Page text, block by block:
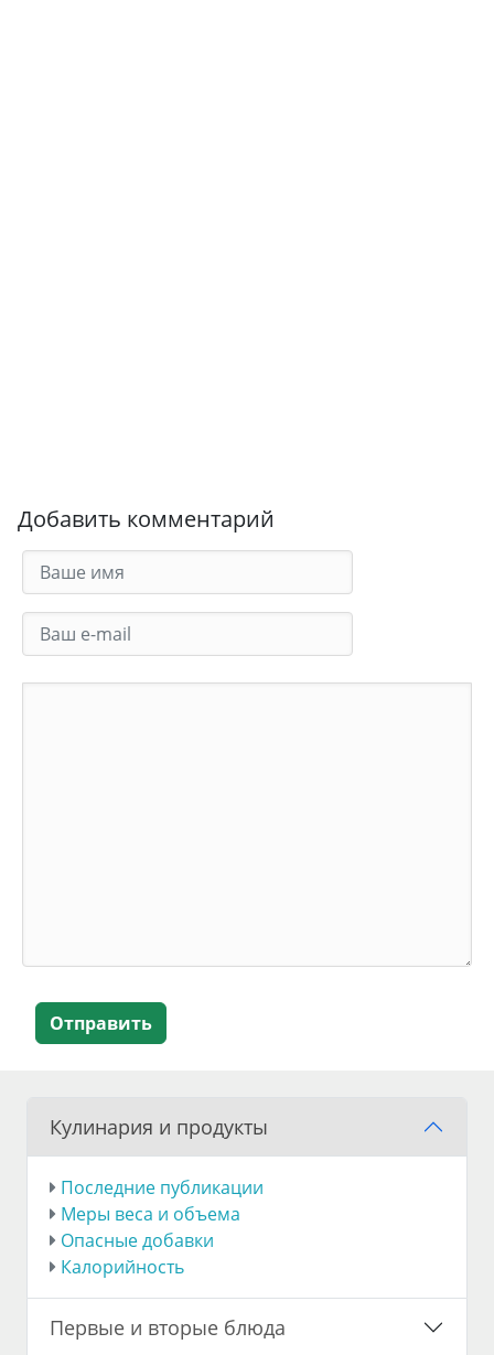
Добавить комментарий
Отправить
Кулинария и продукты
Последние публикации
Меры веса и объема
Опасные добавки
Калорийность
Первые и вторые блюда